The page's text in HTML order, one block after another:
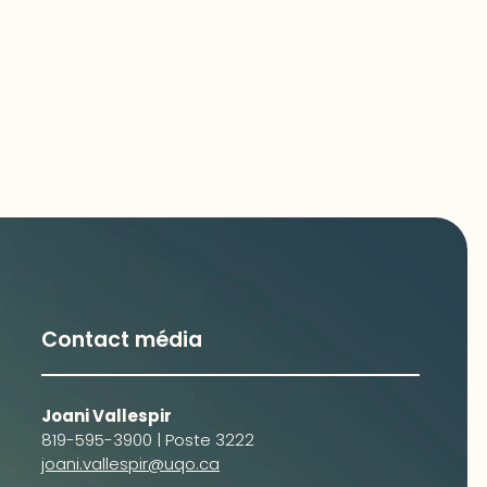
Contact média
Joani Vallespir
819-595-3900 | Poste 3222
joani.vallespir@uqo.ca